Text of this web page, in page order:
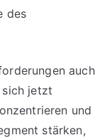
des
auch
sich jetzt
und
stärken,